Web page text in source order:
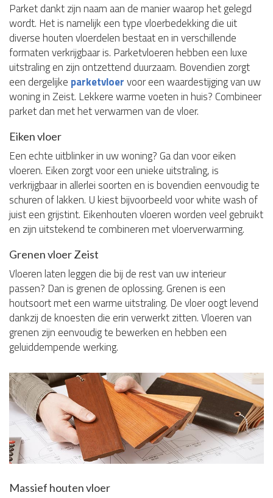
Parket dankt zijn naam aan de manier waarop het gelegd
wordt. Het is namelijk een type vloerbedekking die uit
diverse houten vloerdelen bestaat en in verschillende
formaten verkrijgbaar is. Parketvloeren hebben een luxe
uitstraling en zijn ontzettend duurzaam. Bovendien zorgt
een dergelijke parketvloervoor een waardestijging van uw
woning in Zeist. Lekkere warme voeten in huis? Combineer
parket dan met het verwarmen van de vloer.
Eiken vloer
Een echte uitblinker in uw woning? Ga dan voor eiken
vloeren. Eiken zorgt voor een unieke uitstraling, is
verkrijgbaar in allerlei soorten en is bovendien eenvoudig te
schuren of lakken. U kiest bijvoorbeeld voor white wash of
juist een grijstint. Eikenhouten vloeren worden veel gebruikt
en zijn uitstekend te combineren met vloerverwarming.
Grenen vloer Zeist
Vloeren laten leggen die bij de rest van uw interieur
passen? Dan is grenen de oplossing. Grenen is een
houtsoort met een warme uitstraling. De vloer oogt levend
dankzij de knoesten die erin verwerkt zitten. Vloeren van
grenen zijn eenvoudig te bewerken en hebben een
geluiddempende werking.
Massief houten vloer